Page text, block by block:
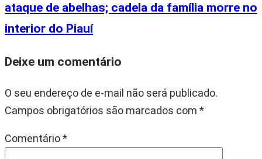
ataque de abelhas; cadela da família morre no
interior do Piauí
Deixe um comentário
O seu endereço de e-mail não será publicado.
Campos obrigatórios são marcados com *
Comentário*